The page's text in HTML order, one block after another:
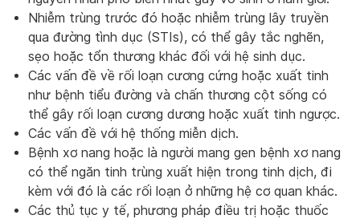
Nhiễm trùng trước đó hoặc nhiễm trùng lây truyền
qua đường tình dục (STIs), có thể gây tắc nghẽn,
sẹo hoặc tổn thương khác đối với hệ sinh dục.
Các vấn đề về rối loạn cương cứng hoặc xuất tinh
như bệnh tiểu đường và chấn thương cột sống có
thể gây rối loạn cương dương hoặc xuất tinh ngược.
Các vấn đề với hệ thống miễn dịch.
Bệnh xơ nang hoặc là người mang gen bệnh xơ nang
có thể ngăn tinh trùng xuất hiện trong tinh dịch, đi
kèm với đó là các rối loạn ở những hệ cơ quan khác.
Các thủ tục y tế, phương pháp điều trị hoặc thuốc